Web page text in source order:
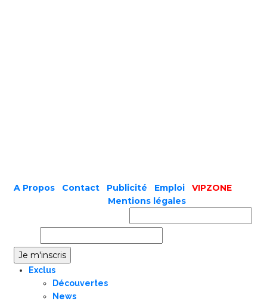
A Propos Contact Publicité Emploi
VIPZONE
Mentions légales
Exclus
Découvertes
News